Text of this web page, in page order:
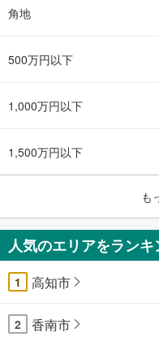
角地
500万円以下
1,000万円以下
1,500万円以下
も
人気のエリアをラン
1 高知市
2 香南市